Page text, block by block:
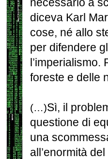
necessario a
diceva Karl
cose, né allo
per difendere
foreste e delle
(…)Sì, il
questione di
una
all’enormità